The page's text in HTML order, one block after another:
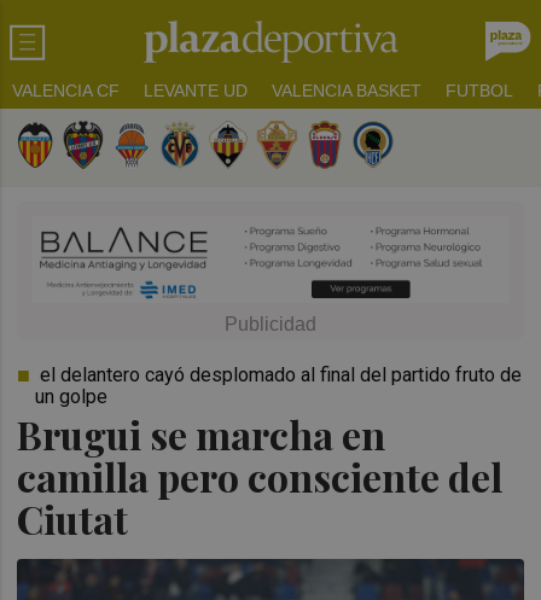
VALENCIA CF LEVANTE UD VALENCIA BASKET FUTBOL
Brugui se marcha en
camilla pero consciente del
Ciutat
el delantero cayó desplomado al final del partido fruto de
un golpe